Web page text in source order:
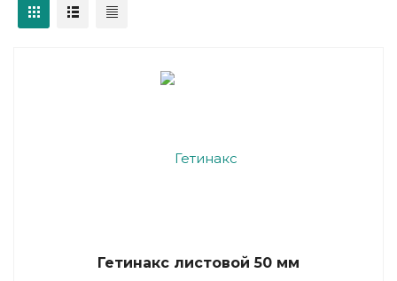
Гетинакс листовой 50 мм